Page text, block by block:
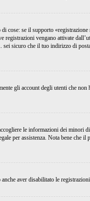
cose: se il supporto
vengano attivate
sicuro che il tuo indirizzo di
gli account degli utenti che
le informazioni dei minori
per assistenza. Nota bene
aver disabilitato le